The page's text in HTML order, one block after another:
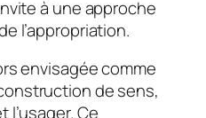
à une approche
l’appropriation.
envisagée comme
de sens,
Ce